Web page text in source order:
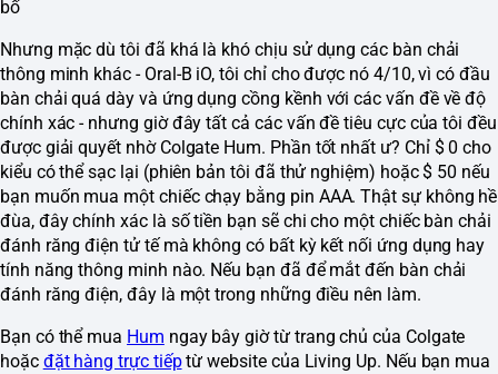
bố
Nhưng mặc dù tôi đã khá là khó chịu sử dụng các bàn chải
thông minh khác - Oral-B iO, tôi chỉ cho được nó 4/10, vì có đầu
bàn chải quá dày và ứng dụng cồng kềnh với các vấn đề về độ
chính xác - nhưng giờ đây tất cả các vấn đề tiêu cực của tôi đều
được giải quyết nhờ Colgate Hum. Phần tốt nhất ư? Chỉ $ 0 cho
kiểu có thể sạc lại (phiên bản tôi đã thử nghiệm) hoặc $ 50 nếu
bạn muốn mua một chiếc chạy bằng pin AAA. Thật sự không hề
đùa, đây chính xác là số tiền bạn sẽ chi cho một chiếc bàn chải
đánh răng điện tử tế mà không có bất kỳ kết nối ứng dụng hay
tính năng thông minh nào. Nếu bạn đã để mắt đến bàn chải
đánh răng điện, đây là một trong những điều nên làm.
Bạn có thể mua Hum ngay bây giờ từ trang chủ của Colgate
hoặc đặt hàng trực tiếptừ website của Living Up. Nếu bạn mua